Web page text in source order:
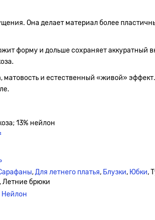
Она делает материал более
форму и дольше сохраняет аккуратный
матовость и естественный «живой»
13% нейлон
,Для летнего платья, Блузки, Юбки,
, Летние брюки
Нейлон